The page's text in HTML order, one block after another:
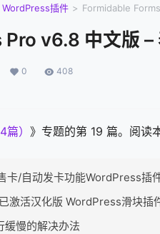
WordPress插件 > Formidable
v6.8 中文版 –
0 408
） 》专题的第 19 篇。阅读
卡/自动发卡功能WordPress插
激活汉化版 WordPress滑块插
慢的解决办法